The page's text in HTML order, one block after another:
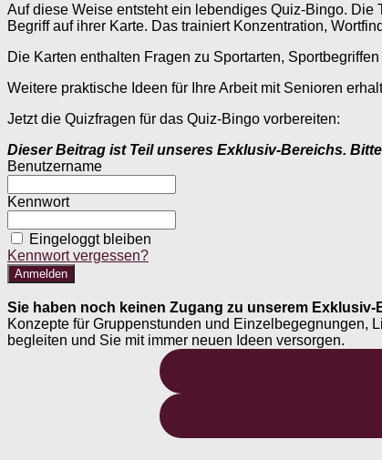
Auf diese Weise entsteht ein lebendiges Quiz-Bingo.
Begriff auf ihrer Karte. Das trainiert Konzentration,
Die Karten enthalten Fragen zu Sportarten,
Weitere praktische Ideen für Ihre Arbeit mit Senioren
Jetzt die Quizfragen für das Quiz-Bingo vorbereiten:
Dieser Beitrag ist Teil unseres Exklusiv-Bereichs.
Benutzername
Kennwort
Eingeloggt bleiben
Kennwort vergessen?
Sie haben noch keinen Zugang zu unserem Exklusiv-
Konzepte für Gruppenstunden und Einzelbegegnungen,
begleiten und Sie mit immer neuen Ideen versorgen.